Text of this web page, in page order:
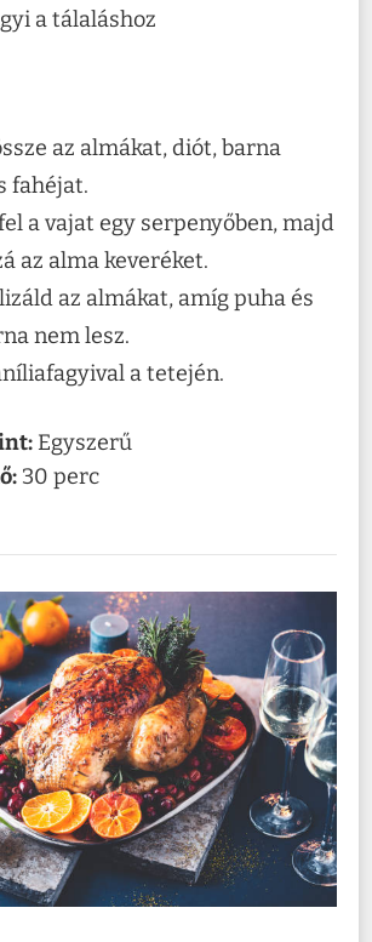
a tálaláshoz
az almákat, diót, barna
fahéjat.
a vajat egy serpenyőben, majd
az alma keveréket.
az almákat, amíg puha és
nem lesz.
a tetején.
Egyszerű
30 perc